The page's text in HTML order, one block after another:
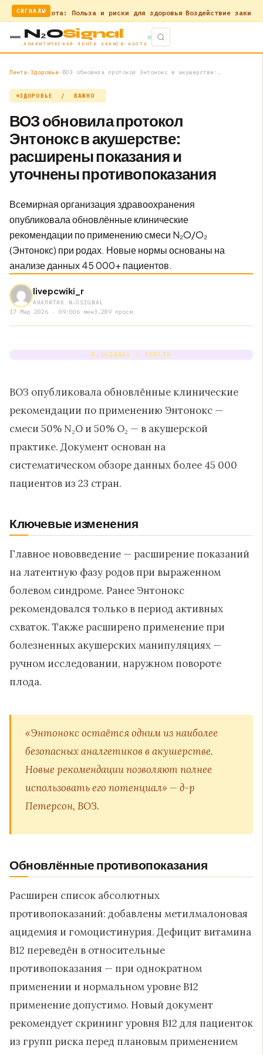
СИГНАЛЫ
азота: Польза и риски для здоровья Воздействие закиси
N₂OSignal
АНАЛИТИЧЕСКАЯ ЛЕНТА ЗАКИСИ АЗОТА
Лента›Здоровье› ВОЗ обновила протокол Энтонокс в акушерстве:…
ЗДОРОВЬЕ / ВАЖНО
ВОЗ обновила протокол
Энтонокс в акушерстве:
расширены показания и
уточнены противопоказания
Всемирная организация здравоохранения
опубликовала обновлённые клинические
рекомендации по применению смеси N₂O/O₂
(Энтонокс) при родах. Новые нормы основаны на
анализе данных 45 000+ пациентов.
livepcwiki_r
АНАЛИТИК N₂OSIGNAL
17 Мар 2026 · 09:006 мин3,289 просм.
N₂OSIGNAL / HEALTH
ВОЗ опубликовала обновлённые клинические
рекомендации по применению Энтонокс —
смеси 50% N₂O и 50% O₂ — в акушерской
практике. Документ основан на
систематическом обзоре данных более 45 000
пациентов из 23 стран.
Ключевые изменения
Главное нововведение — расширение показаний
на латентную фазу родов при выраженном
болевом синдроме. Ранее Энтонокс
рекомендовался только в период активных
схваток. Также расширено применение при
болезненных акушерских манипуляциях —
ручном исследовании, наружном повороте
плода.
«Энтонокс остаётся одним из наиболее
безопасных аналгетиков в акушерстве.
Новые рекомендации позволяют полнее
использовать его потенциал» — д-р
Петерсон, ВОЗ.
Обновлённые противопоказания
Расширен список абсолютных
противопоказаний: добавлены метилмалоновая
ацидемия и гомоцистинурия. Дефицит витамина
B12 переведён в относительные
противопоказания — при однократном
применении и нормальном уровне B12
применение допустимо. Новый документ
рекомендует скрининг уровня B12 для пациенток
из групп риска перед плановым применением